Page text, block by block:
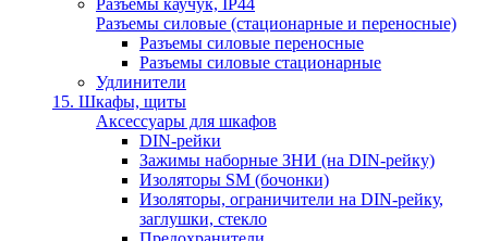
Разъемы каучук, IP44
Разъемы силовые (стационарные и переносные)
Разъемы силовые переносные
Разъемы силовые стационарные
Удлинители
15. Шкафы, щиты
Аксессуары для шкафов
DIN-рейки
Зажимы наборные ЗНИ (на DIN-рейку)
Изоляторы SM (бочонки)
Изоляторы, ограничители на DIN-рейку,
заглушки, стекло